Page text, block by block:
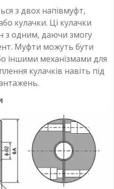
з двох напівмуфт,
кулачки. Ці кулачки
з одним, даючи змогу
Муфти можуть бути
іншими механізмами для
кулачків навіть під